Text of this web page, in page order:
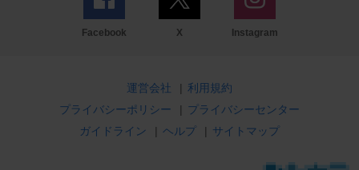
Facebook X Instagram
運営会社 | 利用規約
プライバシーポリシー
| プライバシーセンター
ガイドライン
| ヘルプ | サイトマップ